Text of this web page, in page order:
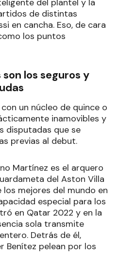
del plantel y la
de distintas
en cancha. Eso, de cara
los puntos
los seguros y
con un núcleo de quince o
inamovibles y
disputadas que se
previas al debut.
Martínez es el arquero
del Aston Villa
mejores del mundo en
especial para los
en Qatar 2022 y en la
sola transmite
Detrás de él,
Benítez pelean por los